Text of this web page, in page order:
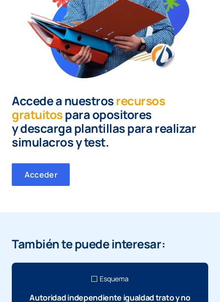
Accede a nuestrosrecursos
gratuitospara opositores
ydescarga plantillas para realizar
simulacros y test.
Acceder
También te puede interesar:
Esquema
Autoridad independiente igualdad trato y no